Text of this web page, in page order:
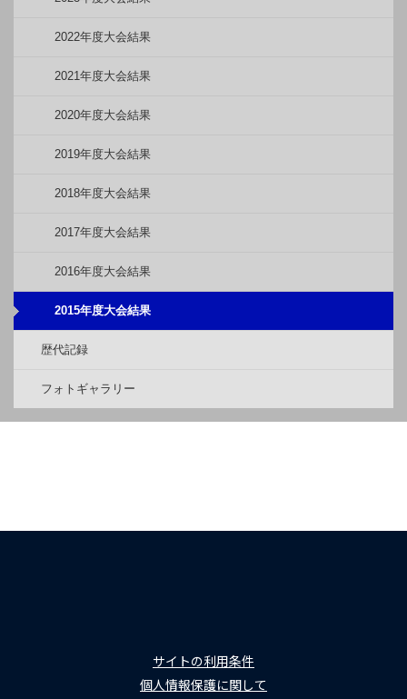
2022年度大会結果
2021年度大会結果
2020年度大会結果
2019年度大会結果
2018年度大会結果
2017年度大会結果
2016年度大会結果
2015年度大会結果
歴代記録
フォトギャラリー
サイトの利用条件
個人情報保護に関して